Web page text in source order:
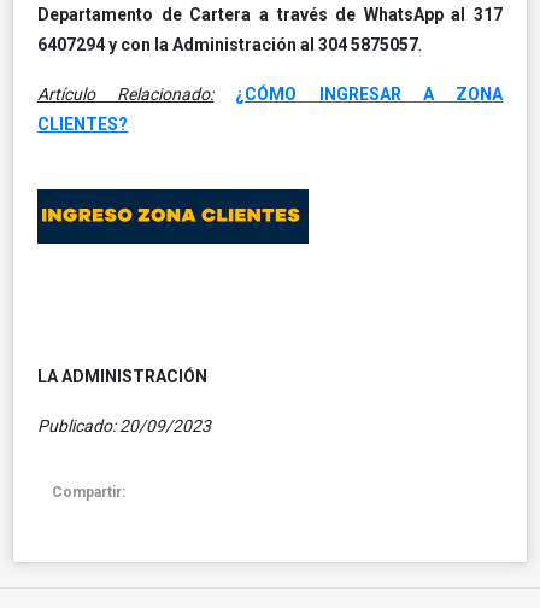
Departamento de Cartera a través de WhatsApp al 317
6407294 y con la Administración al 304 5875057
Artículo Relacionado:
¿CÓMO INGRESAR A ZONA
CLIENTES?
LA ADMINISTRACIÓN
Publicado: 20/09/2023
Compartir: